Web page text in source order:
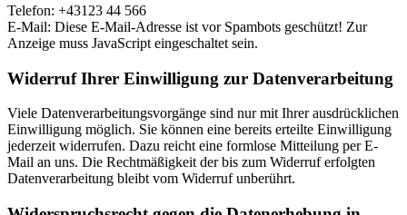
Telefon: +43123 44 566
E-Mail: Diese E-Mail-Adresse ist vor Spambots geschützt! Zur
Anzeige muss JavaScript eingeschaltet sein.
Widerruf Ihrer Einwilligung zur Datenverarbeitung
Viele Datenverarbeitungsvorgänge sind nur mit Ihrer ausdrücklichen
Einwilligung möglich. Sie können eine bereits erteilte Einwilligung
jederzeit widerrufen. Dazu reicht eine formlose Mitteilung per E-
Mail an uns. Die Rechtmäßigkeit der bis zum Widerruf erfolgten
Datenverarbeitung bleibt vom Widerruf unberührt.